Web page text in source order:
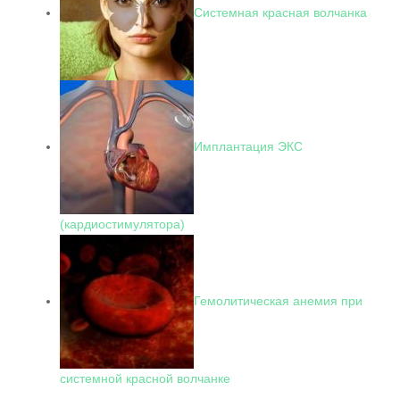
Системная красная волчанка
Имплантация ЭКС
(кардиостимулятора)
Гемолитическая анемия при
системной красной волчанке